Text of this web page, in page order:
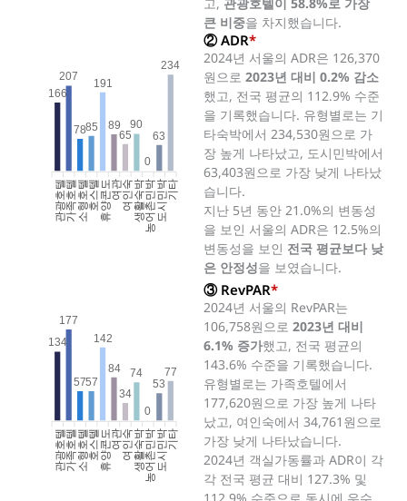
큰 비중을 차지했습니다.
166
207
7885
191
89
65
90
0
63
234
관광호텔가족호텔소형호텔호스텔휴양콘도여관여인숙생활숙박농어촌민박도시민박기타
② ADR*
2024년 서울의 ADR은 126,370
원으로 2023년 대비 0.2% 감소
했고, 전국 평균의 112.9% 수준
을 기록했습니다. 유형별로는 기
타숙박에서 234,530원으로 가
장 높게 나타났고, 도시민박에서
63,403원으로 가장 낮게 나타났
습니다.
지난 5년 동안 21.0%의 변동성
을 보인 서울의 ADR은 12.5%의
변동성을 보인 전국 평균보다 낮
은 안정성을 보였습니다.
134
177
5757
142
84
34
74
0
53
77
관광호텔가족호텔소형호텔호스텔휴양콘도여관여인숙생활숙박농어촌민박도시민박기타
③ RevPAR*
2024년 서울의 RevPAR는
106,758원으로 2023년 대비
6.1% 증가했고, 전국 평균의
143.6% 수준을 기록했습니다.
유형별로는 가족호텔에서
177,620원으로 가장 높게 나타
났고, 여인숙에서 34,761원으로
가장 낮게 나타났습니다.
2024년 객실가동률과 ADR이 각
각 전국 평균 대비 127.3% 및